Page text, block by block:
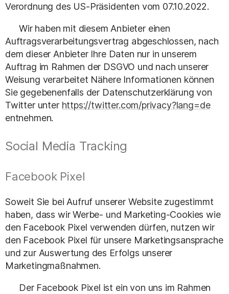
Verordnung des US-Präsidenten vom 07.10.2022.
Wir haben mit diesem Anbieter einen
Auftragsverarbeitungsvertrag abgeschlossen, nach
dem dieser Anbieter Ihre Daten nur in unserem
Auftrag im Rahmen der DSGVO und nach unserer
Weisung verarbeitet Nähere Informationen können
Sie gegebenenfalls der Datenschutzerklärung von
Twitter unter https://twitter.com/privacy?lang=de
entnehmen.
Social Media Tracking
Facebook Pixel
Soweit Sie bei Aufruf unserer Website zugestimmt
haben, dass wir Werbe- und Marketing-Cookies wie
den Facebook Pixel verwenden dürfen, nutzen wir
den Facebook Pixel für unsere Marketingsansprache
und zur Auswertung des Erfolgs unserer
Marketingmaßnahmen.
Der Facebook Pixel ist ein von uns im Rahmen